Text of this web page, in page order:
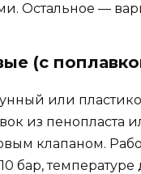
Остальное —
(с
или
из пенопласта
клапаном.
бар, температуре